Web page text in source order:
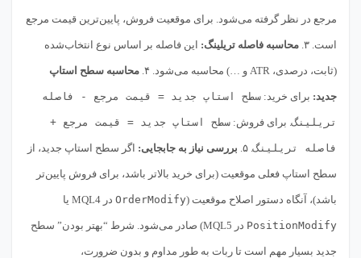
مرجع در نظر گرفته می‌شود. برای موقعیت فروش، پایین‌ترین قیمت مرجع
است. ۳. محاسبه فاصله تریلینگ: این فاصله بر اساس نوع انتخاب‌شده
(ثابت، درصدی، ATR و …) محاسبه می‌شود. ۴. محاسبه سطح استاپ
جدید: برای خرید: سطح استاپ جدید = قیمت مرجع - فاصله
تریلینگ. برای فروش: سطح استاپ جدید = قیمت مرجع +
فاصله تریلینگ. ۵. بررسی نیاز به جابجایی: اگر سطح استاپ جدید، از
سطح استاپ فعلی موقعیت (برای خرید بالاتر باشد، برای فروش پایین‌تر
باشد)، آنگاه دستور اصلاح موقعیت (OrderModify در MQL4 یا
PositionModify در MQL5) صادر می‌شود. شرط “بهتر بودن” سطح
جدید بسیار مهم است تا ربات به طور مداوم و بدون ضرورت،